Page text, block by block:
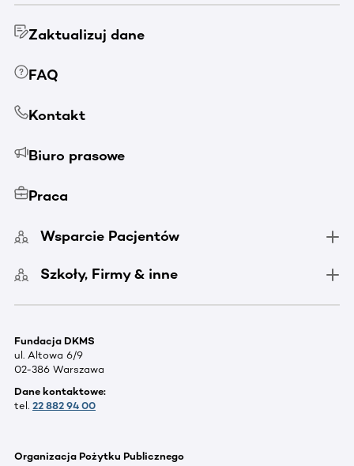
Zaktualizuj dane
FAQ
Kontakt
Biuro prasowe
Praca
Wsparcie Pacjentów
Szkoły, Firmy & inne
Fundacja DKMS
ul. Altowa 6/9
02-386 Warszawa
Dane kontaktowe:
tel. 22 882 94 00
Organizacja Pożytku Publicznego